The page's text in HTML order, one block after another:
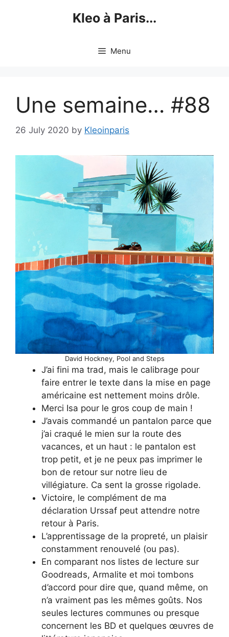
Kleo à Paris...
Menu
Une semaine… #88
26 July 2020 by Kleoinparis
David Hockney, Pool and Steps
J’ai fini ma trad, mais le calibrage pour
faire entrer le texte dans la mise en page
américaine est nettement moins drôle.
Merci Isa pour le gros coup de main !
J’avais commandé un pantalon parce que
j’ai craqué le mien sur la route des
vacances, et un haut : le pantalon est
trop petit, et je ne peux pas imprimer le
bon de retour sur notre lieu de
villégiature. Ca sent la grosse rigolade.
Victoire, le complément de ma
déclaration Urssaf peut attendre notre
retour à Paris.
L’apprentissage de la propreté, un plaisir
constamment renouvelé (ou pas).
En comparant nos listes de lecture sur
Goodreads, Armalite et moi tombons
d’accord pour dire que, quand même, on
n’a vraiment pas les mêmes goûts. Nos
seules lectures communes ou presque
concernent les BD et quelques œuvres de